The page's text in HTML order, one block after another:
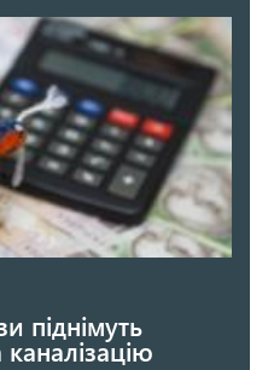
піднімуть